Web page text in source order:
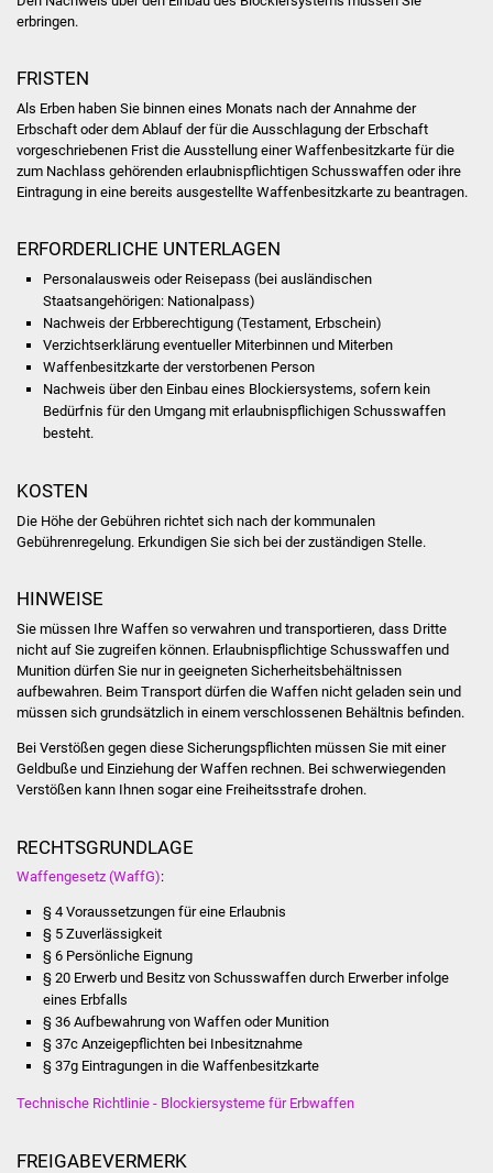
Veranstaltungen
Ostermarkt
Einrichtungen
Stadtarchiv
Zehntscheuer
Bürgerhaus
Vereine und Parteien
Beirat Süßener Vereine
Sportanlagen
Erlebnisregion
Stadtseniorenrat
Sommerwochen für
erbringen.
FRISTEN
Als Erben haben Sie binnen eines Monats nach der Annahme der
Erbschaft oder dem Ablauf der für die Ausschlagung der Erbschaft
vorgeschriebenen Frist die Ausstellung einer Waffenbesitzkarte für die
zum Nachlass gehörenden erlaubnispflichtigen Schusswaffen oder ihre
Eintragung in eine bereits ausgestellte Waffenbesitzkarte zu beantragen.
ERFORDERLICHE UNTERLAGEN
Personalausweis oder Reisepass (bei ausländischen
Staatsangehörigen: Nationalpass)
Nachweis der Erbberechtigung (Testament, Erbschein)
Verzichtserklärung eventueller Miterbinnen und Miterben
Waffenbesitzkarte der verstorbenen Person
Nachweis über den Einbau eines Blockiersystems, sofern kein
Bedürfnis für den Umgang mit erlaubnispflichigen Schusswaffen
besteht.
KOSTEN
Die Höhe der Gebühren richtet sich nach der kommunalen
Gebührenregelung. Erkundigen Sie sich bei der zuständigen Stelle.
HINWEISE
Sie müssen Ihre Waffen so verwahren und transportieren, dass Dritte
nicht auf Sie zugreifen können. Erlaubnispflichtige Schusswaffen und
Munition dürfen Sie nur in geeigneten Sicherheitsbehältnissen
aufbewahren. Beim Transport dürfen die Waffen nicht geladen sein und
müssen sich grundsätzlich in einem verschlossenen Behältnis befinden.
Bei Verstößen gegen diese Sicherungspflichten müssen Sie mit einer
Geldbuße und Einziehung der Waffen rechnen. Bei schwerwiegenden
Verstößen kann Ihnen sogar eine Freiheitsstrafe drohen.
RECHTSGRUNDLAGE
Waffengesetz (WaffG):
§ 4 Voraussetzungen für eine Erlaubnis
§ 5 Zuverlässigkeit
§ 6 Persönliche Eignung
§ 20 Erwerb und Besitz von Schusswaffen durch Erwerber infolge
eines Erbfalls
§ 36 Aufbewahrung von Waffen oder Munition
§ 37c Anzeigepflichten bei Inbesitznahme
§ 37g Eintragungen in die Waffenbesitzkarte
Technische Richtlinie - Blockiersysteme für Erbwaffen
FREIGABEVERMERK